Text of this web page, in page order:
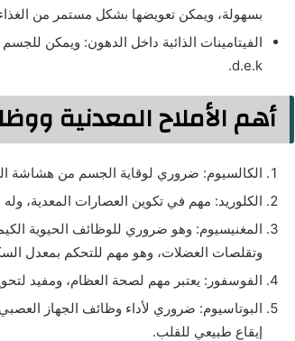
بسهولة، ويمكن تعويضها بشكل مستمر من
d.e.k.
أهم الأملاح المعدنية
الكالسيوم: ضروري لوقاية الجسم من هشاشة
الكلوريد: مهم في تكوين العصارات المعدية،
المغنيسيوم: وهو ضروري للوظائف الحيوية
وتقلصات العضلات، وهو مهم للتحكم بمعدل
الفوسفور: يعتبر مهم لصحة العظام، ومفيد
البوتاسيوم: ضروري لأداء وظائف الجهاز
إيقاع طبيعي للقلب.